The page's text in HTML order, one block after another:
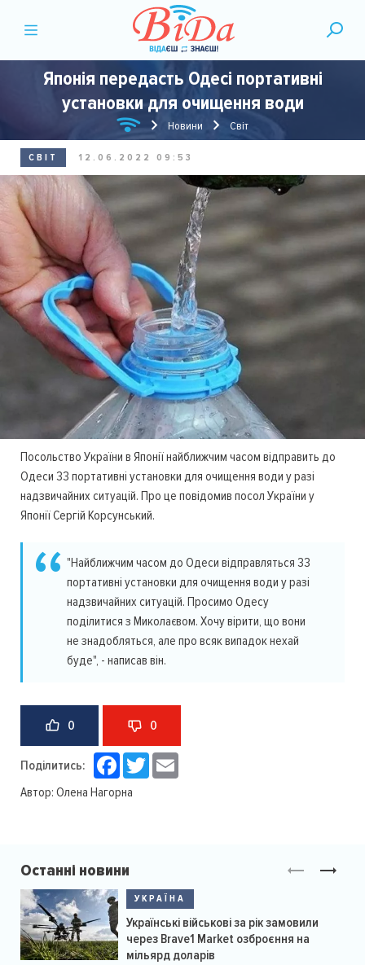
Японія передасть Одесі портативні
установки для очищення води
Новини Світ
СВІТ 12.06.2022 09:53
Посольство України в Японії найближчим часом відправить до
Одеси 33 портативні установки для очищення води у разі
надзвичайних ситуацій. Про це повідомив посол України у
Японії Сергій Корсунський.
"Найближчим часом до Одеси відправляться 33
портативні установки для очищення води у разі
надзвичайних ситуацій. Просимо Одесу
поділитися з Миколаєвом. Хочу вірити, що вони
не знадобляться, але про всяк випадок нехай
буде", - написав він.
0 0
Поділитись: Facebook
Twitter
Автор: Олена Нагорна
Останні новини
УКРАЇНА
Українські військові за рік замовили
через Brave1 Market озброєння на
мільярд доларів